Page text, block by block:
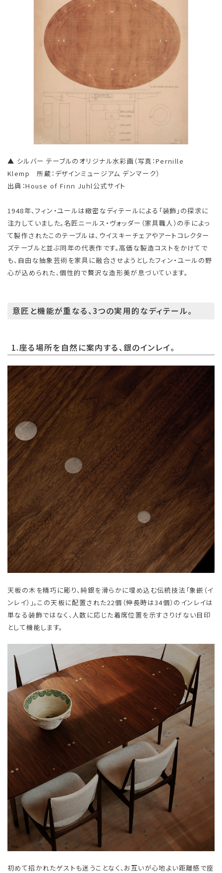
▲ シルバー テーブルのオリジナル水彩画（写真：Pernille
Klemp 所蔵：デザインミュージアム デンマーク）
出典：House of Finn Juhl公式サイト
1948年、フィン・ユールは緻密なディテールによる「装飾」の探求に
注力していました。名匠ニールス・ヴォッダー（家具職人）の手によっ
て製作されたこのテーブルは、ウイスキーチェアやアートコレクター
ズテーブルと並ぶ同年の代表作です。高価な製造コストをかけてで
も、自由な抽象芸術を家具に融合させようとしたフィン・ユールの野
心が込められた、個性的で贅沢な造形美が息づいています。
意匠と機能が重なる、3つの実用的なディテール。
1.座る場所を自然に案内する、銀のインレイ。
天板の木を精巧に彫り、純銀を滑らかに埋め込む伝統技法「象嵌（イ
ンレイ）」。この天板に配置された22個（伸長時は34個）のインレイは
単なる装飾ではなく、人数に応じた着席位置を示すさりげない目印
として機能します。
初めて招かれたゲストも迷うことなく、お互いが心地よい距離感で座